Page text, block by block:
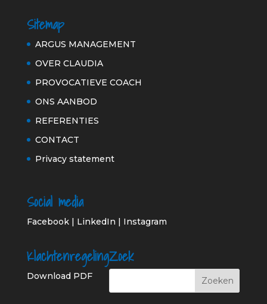
Sitemap
ARGUS MANAGEMENT
OVER CLAUDIA
PROVOCATIEVE COACH
ONS AANBOD
REFERENTIES
CONTACT
Privacy statement
Social media
Facebook| LinkedIn | Instagram
Klachtenregeling
Download PDF
Zoek